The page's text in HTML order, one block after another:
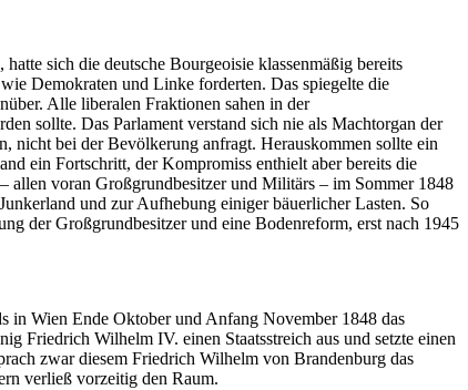
sich die deutsche Bourgeoisie klassenmäßig bereits
Demokraten und Linke forderten. Das spiegelte die
Alle liberalen Fraktionen sahen in der
sollte. Das Parlament verstand sich nie als Machtorgan der
nicht bei der Bevölkerung anfragt. Herauskommen sollte ein
ein Fortschritt, der Kompromiss enthielt aber bereits die
allen voran Großgrundbesitzer und Militärs – im Sommer 1848
und zur Aufhebung einiger bäuerlicher Lasten. So
der Großgrundbesitzer und eine Bodenreform, erst nach 1945
in Wien Ende Oktober und Anfang November 1848 das
Friedrich Wilhelm IV. einen Staatsstreich aus und setzte einen
zwar diesem Friedrich Wilhelm von Brandenburg das
verließ vorzeitig den Raum.